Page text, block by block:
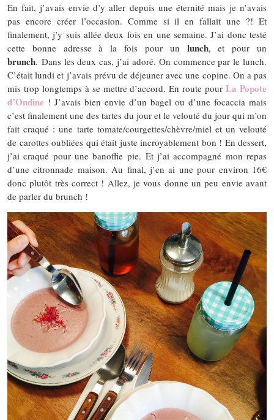
En fait, j’avais envie d’y aller depuis une éternité mais je n’avais
pas encore créer l’occasion. Comme si il en fallait une ?! Et
finalement, j’y suis allée deux fois en une semaine. J’ai donc testé
cette bonne adresse à la fois pour un lunch, et pour un
brunch. Dans les deux cas, j’ai adoré. On commence par le lunch.
C’était lundi et j’avais prévu de déjeuner avec une copine. On a pas
mis trop longtemps à se mettre d’accord. En route pourLa Popote
d’Ondine ! J’avais bien envie d’un bagel ou d’une focaccia mais
c’est finalement une des tartes du jour et le velouté du jour qui m’on
fait craqué : une tarte tomate/courgettes/chèvre/miel et un velouté
de carottes oubliées qui était juste incroyablement bon ! En dessert,
j’ai craqué pour une banoffie pie. Et j’ai accompagné mon repas
d’une citronnade maison. Au final, j’en ai une pour environ 16€
donc plutôt très correct ! Allez, je vous donne un peu envie avant
de parler du brunch !